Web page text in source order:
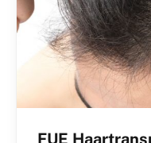
FUE